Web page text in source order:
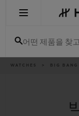
어떤 제품을 찾
이
WATCHES BIG BANG